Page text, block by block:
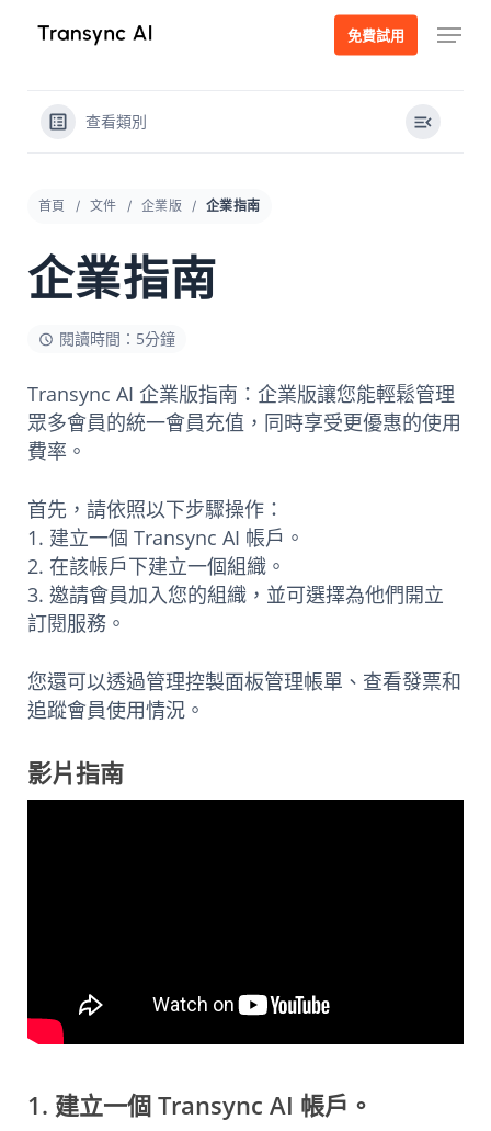
免費試用 選單
查看類別
首頁 文件 企業版 企業指南
企業指南
閱讀時間：5分鐘
Transync AI 企業版指南：企業版讓您能輕鬆管理
眾多會員的統一會員充值，同時享受更優惠的使用
費率。
首先，請依照以下步驟操作：
1. 建立一個 Transync AI 帳戶。
2. 在該帳戶下建立一個組織。
3. 邀請會員加入您的組織，並可選擇為他們開立
訂閱服務。
您還可以透過管理控製面板管理帳單、查看發票和
追蹤會員使用情況。
影片指南
1. 建立一個 Transync AI 帳戶。